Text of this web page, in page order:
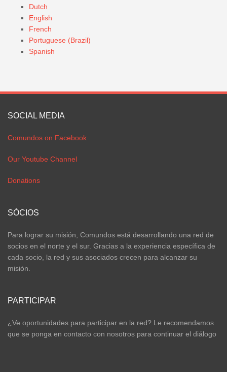
Dutch
English
French
Portuguese (Brazil)
Spanish
SOCIAL MEDIA
Comundos on Facebook
Our Youtube Channel
Donations
SÓCIOS
Para lograr su misión, Comundos está desarrollando una red de
socios en el norte y el sur. Gracias a la experiencia específica de
cada socio, la red y sus asociados crecen para alcanzar su
misión.
PARTICIPAR
¿Ve oportunidades para participar en la red? Le recomendamos
que se ponga en contacto con nosotros para continuar el diálogo